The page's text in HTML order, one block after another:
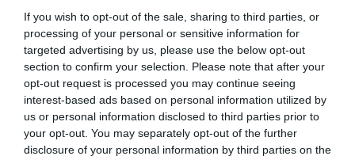
If you wish to opt-out of the sale, sharing to third parties, or
processing of your personal or sensitive information for
targeted advertising by us, please use the below opt-out
section to confirm your selection. Please note that after your
opt-out request is processed you may continue seeing
interest-based ads based on personal information utilized by
us or personal information disclosed to third parties prior to
your opt-out. You may separately opt-out of the further
disclosure of your personal information by third parties on the
plaisir que les marcheurs s’échapperont par le sentier
pour rejoindre à pied le Majjistral Nature and History Park,
une réserve naturelle côtière parcourue par plusieurs
sentiers.
L’itinéraire, sans difficulté, permet de longer un moment
les falaises pour atteindre la tour de Ghajn Znuber,